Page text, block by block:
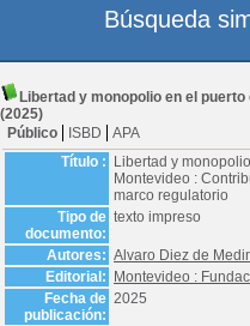
Libertad y monopolio en el puerto
(2025)
Público
ISBD
APA
Título :
Libertad y
Montevideo :
marco regulatorio
Tipo de
documento:
texto impreso
Autores: Alvaro Diez de
Editorial:
Montevideo :
Fecha de
publicación:
2025
Búsqueda